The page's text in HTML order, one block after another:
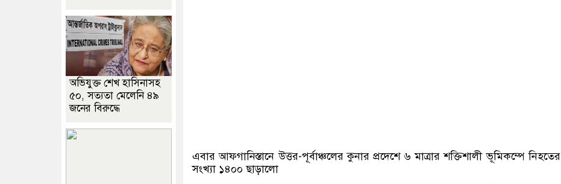
এবার আফগানিস্তানে উত্তর-পূর্বাঞ্চলের কুনার প্রদেশে ৬ মাত্রার শক্তিশালী ভূমিকম্পে নিহতের
সংখ্যা ১৪০০ ছাড়ালো
অভিযুক্ত শেখ হাসিনাসহ
৫০, সত্যতা মেলেনি ৪৯
জনের বিরুদ্ধে